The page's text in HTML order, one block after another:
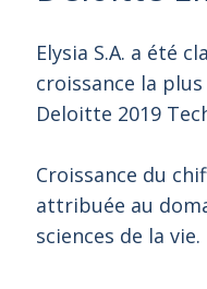
Elysia S.A. a été
croissance la
Deloitte 2019
Croissance du
attribuée au
sciences de la vie.